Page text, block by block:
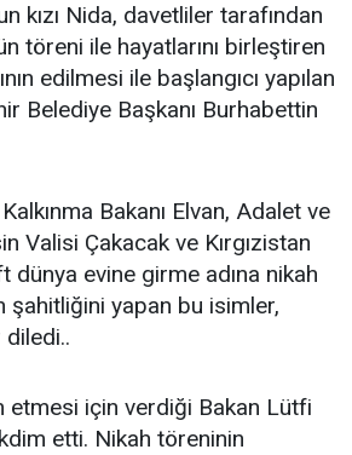
kızı Nida, davetliler tarafından
töreni ile hayatlarını birleştiren
edilmesi ile başlangıcı yapılan
Belediye Başkanı Burhabettin
Bakanı Elvan, Adalet ve
Valisi Çakacak ve Kırgızistan
evine girme adına nikah
şahitliğini yapan bu isimler,
diledi..
etmesi için verdiği Bakan Lütfi
etti. Nikah töreninin